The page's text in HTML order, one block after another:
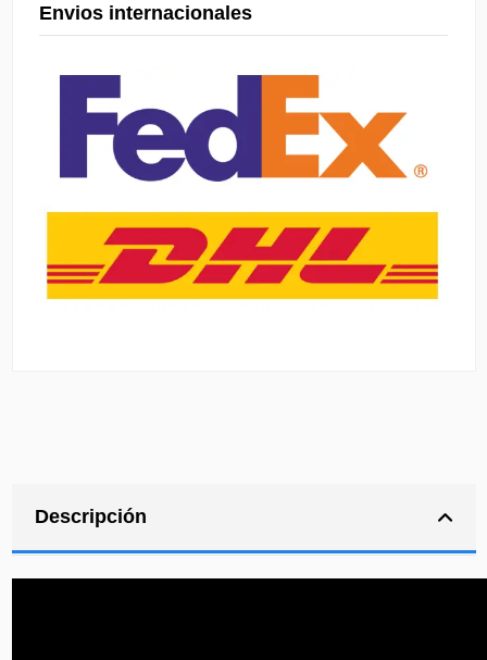
Envios internacionales
Descripción